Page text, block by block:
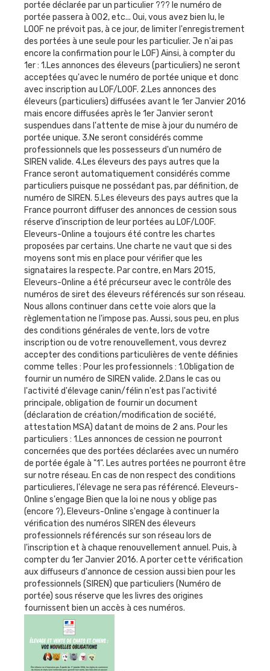
portée déclarée par un particulier ??? le numéro de
portée passera à 002, etc... Oui, vous avez bien lu, le
LOOF ne prévoit pas, à ce jour, de limiter l'enregistrement
des portées à une seule pour les particulier. Je n'ai pas
encore la confirmation pour le LOF) Ainsi, à compter du
1er : 1.Les annonces des éleveurs (particuliers) ne seront
acceptées qu'avec le numéro de portée unique et donc
avec inscription au LOF/LOOF. 2.Les annonces des
éleveurs (particuliers) diffusées avant le 1er Janvier 2016
mais encore diffusées après le 1er Janvier seront
suspendues dans l'attente de mise à jour du numéro de
portée unique. 3.Ne seront considérés comme
professionnels que les possesseurs d'un numéro de
SIREN valide. 4.Les éleveurs des pays autres que la
France seront automatiquement considérés comme
particuliers puisque ne possédant pas, par définition, de
numéro de SIREN. 5.Les éleveurs des pays autres que la
France pourront diffuser des annonces de cession sous
réserve d'inscription de leur portées au LOF/LOOF.
Eleveurs-Online a toujours été contre les chartes
proposées par certains. Une charte ne vaut que si des
moyens sont mis en place pour vérifier que les
signataires la respecte. Par contre, en Mars 2015,
Eleveurs-Online a été précurseur avec le contrôle des
numéros de siret des éleveurs référencés sur son réseau.
Nous allons continuer dans cette voie alors que la
règlementation ne l'impose pas. Aussi, sous peu, en plus
des conditions générales de vente, lors de votre
inscription ou de votre renouvellement, vous devrez
accepter des conditions particulières de vente définies
comme telles : Pour les professionnels : 1.Obligation de
fournir un numéro de SIREN valide. 2.Dans le cas ou
l'activité d'élevage canin/félin n'est pas l'activité
principale, obligation de fournir un document
(déclaration de création/modification de société,
attestation MSA) datant de moins de 2 ans. Pour les
particuliers : 1.Les annonces de cession ne pourront
concernées que des portées déclarées avec un numéro
de portée égale à "1". Les autres portées ne pourront être
sur notre réseau. En cas de non respect des conditions
particulieres, l'élevage ne sera pas référencé. Eleveurs-
Online s'engage Bien que la loi ne nous y oblige pas
(encore ?), Eleveurs-Online s'engage à continuer la
vérification des numéros SIREN des éleveurs
professionnels référencés sur son réseau lors de
l'inscription et à chaque renouvellement annuel. Puis, à
compter du 1er Janvier 2016. A porter cette vérification
aux diffuseurs d'annonce de cession aussi bien pour les
professionnels (SIREN) que particuliers (Numéro de
portée) sous réserve que les livres des origines
fournissent bien un accès à ces numéros.